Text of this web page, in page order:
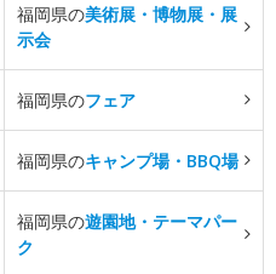
福岡県の美術展・博物展・展
示会
福岡県のフェア
福岡県のキャンプ場・BBQ場
福岡県の遊園地・テーマパー
ク